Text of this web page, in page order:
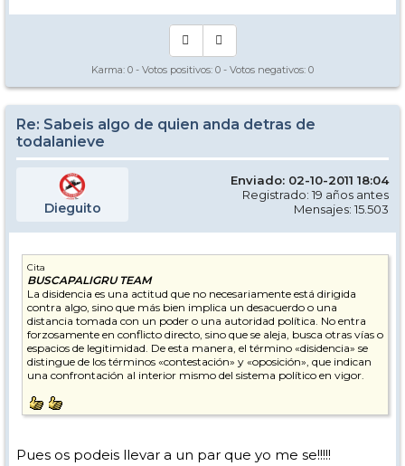
Karma: 0 - Votos positivos: 0 - Votos negativos: 0
Re: Sabeis algo de quien anda detras de
todalanieve
Dieguito
Enviado: 02-10-2011 18:04
Registrado: 19 años antes
Mensajes: 15.503
Cita
BUSCAPALIGRU TEAM
La disidencia es una actitud que no necesariamente está dirigida
contra algo, sino que más bien implica un desacuerdo o una
distancia tomada con un poder o una autoridad política. No entra
forzosamente en conflicto directo, sino que se aleja, busca otras vías o
espacios de legitimidad. De esta manera, el término «disidencia» se
distingue de los términos «contestación» y «oposición», que indican
una confrontación al interior mismo del sistema político en vigor.
Pues os podeis llevar a un par que yo me se!!!!!